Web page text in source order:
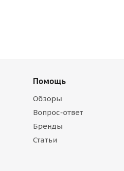
Помощь
Обзоры
Вопрос-ответ
Бренды
Статьи